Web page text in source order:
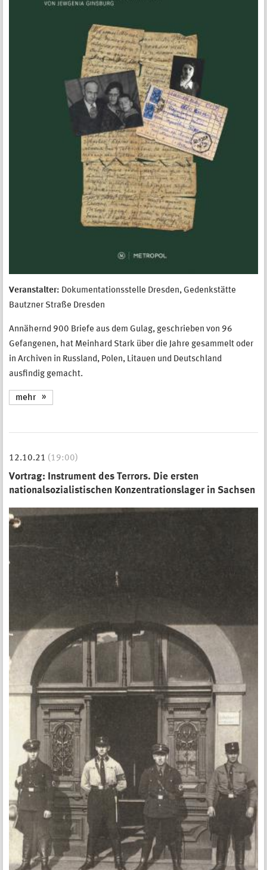
Veranstalter: Dokumentationsstelle Dresden, Gedenkstätte
Bautzner Straße Dresden
Annähernd 900 Briefe aus dem Gulag, geschrieben von 96
Gefangenen, hat Meinhard Stark über die Jahre gesammelt oder
in Archiven in Russland, Polen, Litauen und Deutschland
ausfindig gemacht.
mehr
12.10.21 (19:00)
Vortrag: Instrument des Terrors. Die ersten
nationalsozialistischen Konzentrationslager in Sachsen